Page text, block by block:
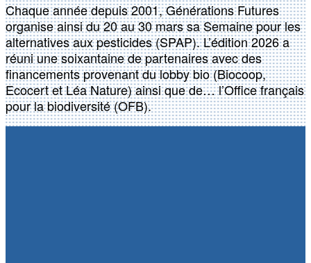
Chaque année depuis 2001, Générations Futures
organise ainsi du 20 au 30 mars sa Semaine pour les
alternatives aux pesticides (SPAP). L’édition 2026 a
réuni une soixantaine de partenaires avec des
financements provenant du lobby bio (Biocoop,
Ecocert et Léa Nature) ainsi que de… l’Office français
pour la biodiversité (OFB).